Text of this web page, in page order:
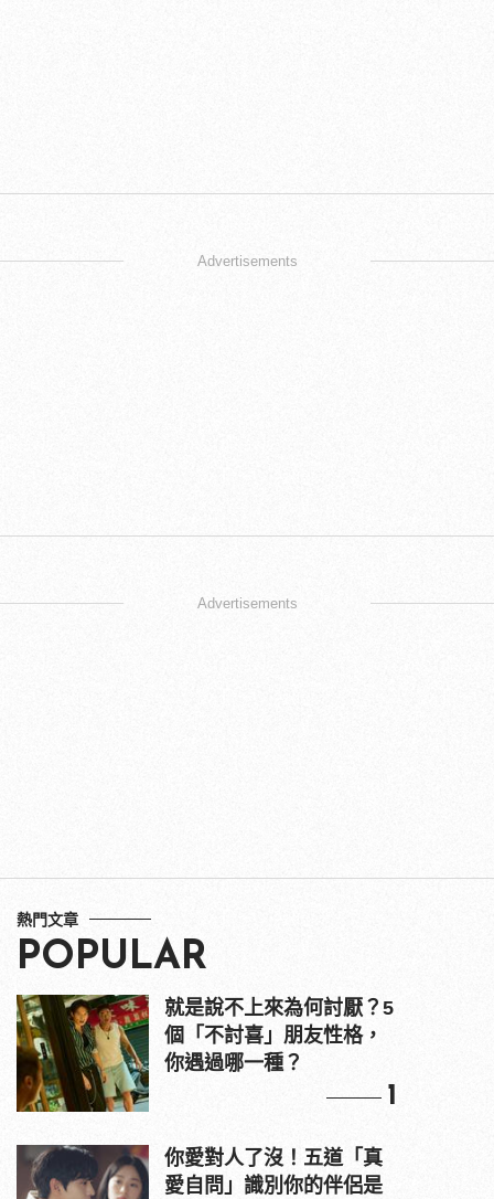
Advertisements
Advertisements
熱門文章
POPULAR
就是說不上來為何討厭？5
個「不討喜」朋友性格，
你遇過哪一種？
1
你愛對人了沒！五道「真
愛自問」識別你的伴侶是